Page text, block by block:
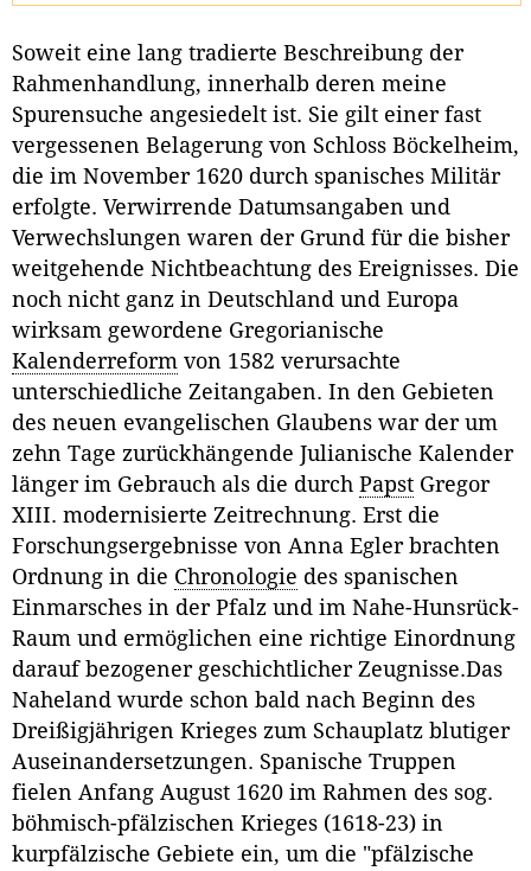
Soweit eine lang tradierte Beschreibung der
Rahmenhandlung, innerhalb deren meine
Spurensuche angesiedelt ist. Sie gilt einer fast
vergessenen Belagerung von Schloss Böckelheim,
die im November 1620 durch spanisches Militär
erfolgte. Verwirrende Datumsangaben und
Verwechslungen waren der Grund für die bisher
weitgehende Nichtbeachtung des Ereignisses. Die
noch nicht ganz in Deutschland und Europa
wirksam gewordene Gregorianische
Kalenderreform von 1582 verursachte
unterschiedliche Zeitangaben. In den Gebieten
des neuen evangelischen Glaubens war der um
zehn Tage zurückhängende Julianische Kalender
länger im Gebrauch als die durch Papst Gregor
XIII. modernisierte Zeitrechnung. Erst die
Forschungsergebnisse von Anna Egler brachten
Ordnung in die Chronologie des spanischen
Einmarsches in der Pfalz und im Nahe-Hunsrück-
Raum und ermöglichen eine richtige Einordnung
darauf bezogener geschichtlicher Zeugnisse.Das
Naheland wurde schon bald nach Beginn des
Dreißigjährigen Krieges zum Schauplatz blutiger
Auseinandersetzungen. Spanische Truppen
fielen Anfang August 1620 im Rahmen des sog.
böhmisch-pfälzischen Krieges (1618-23) in
kurpfälzische Gebiete ein, um die "pfälzische